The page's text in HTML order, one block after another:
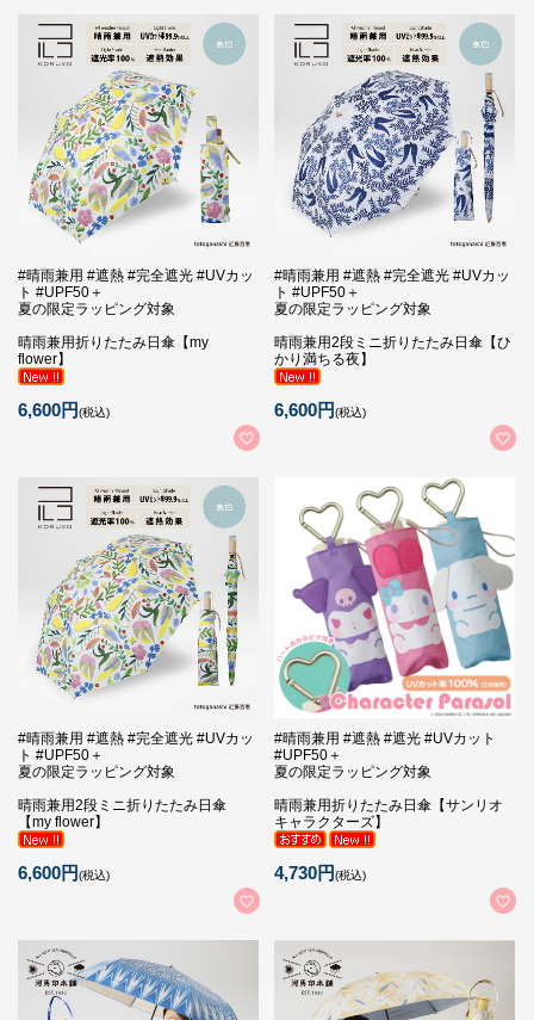
#晴雨兼用 #遮熱 #完全遮光 #UVカッ
ト #UPF50＋
夏の限定ラッピング対象
晴雨兼用折りたたみ日傘【my
flower】
6,600円(税込)
#晴雨兼用 #遮熱 #完全遮光 #UVカッ
ト #UPF50＋
夏の限定ラッピング対象
晴雨兼用2段ミニ折りたたみ日傘【ひ
かり満ちる夜】
6,600円(税込)
#晴雨兼用 #遮熱 #完全遮光 #UVカッ
ト #UPF50＋
夏の限定ラッピング対象
晴雨兼用2段ミニ折りたたみ日傘
【my flower】
6,600円(税込)
#晴雨兼用 #遮熱 #遮光 #UVカット
#UPF50＋
夏の限定ラッピング対象
晴雨兼用折りたたみ日傘【サンリオ
キャラクターズ】
4,730円(税込)